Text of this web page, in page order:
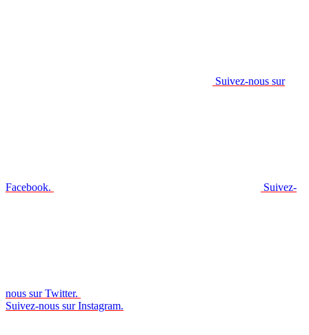
Suivez-nous sur
Facebook. Suivez-
nous sur Twitter.
Suivez-nous sur Instagram.